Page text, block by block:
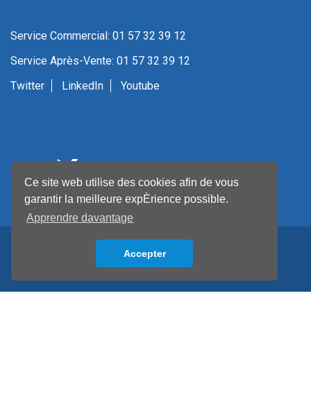
Ce site web utilise des cookies afin de vous
garantir la meilleure expÈrience possible.
Apprendre davantage
Accepter
Service Commercial: 01 57 32 39 12
Service Après-Vente: 01 57 32 39 12
Twitter
LinkedIn Youtube
Back to top